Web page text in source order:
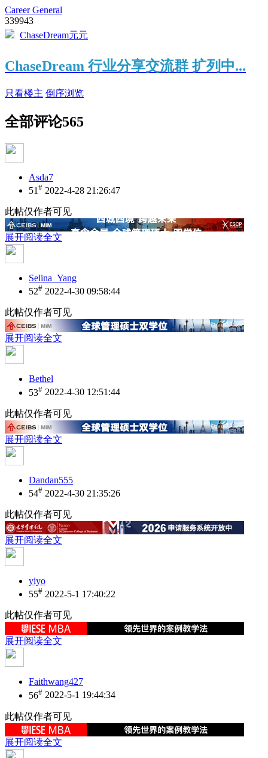
Career General
339943
ChaseDream元元
ChaseDream 行业分享交流群 扩列中...
只看楼主 倒序浏览
全部评论565
Asda7
51 # 2022-4-28 21:26:47
此帖仅作者可见
展开阅读全文
Selina_Yang
52# 2022-4-30 09:58:44
此帖仅作者可见
展开阅读全文
Bethel
53# 2022-4-30 12:51:44
此帖仅作者可见
展开阅读全文
Dandan555
54# 2022-4-30 21:35:26
此帖仅作者可见
展开阅读全文
yiyo
55# 2022-5-1 17:40:22
此帖仅作者可见
展开阅读全文
Faithwang427
56# 2022-5-1 19:44:34
此帖仅作者可见
展开阅读全文